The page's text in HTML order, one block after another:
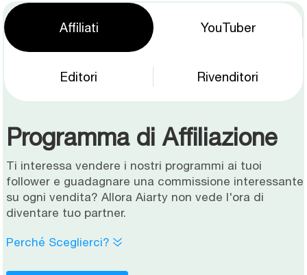
Affiliati YouTuber
Editori Rivenditori
Programma di Affiliazione
Ti interessa vendere i nostri programmi ai tuoi
follower e guadagnare una commissione interessante
su ogni vendita? Allora Aiarty non vede l'ora di
diventare tuo partner.
Perché Sceglierci?